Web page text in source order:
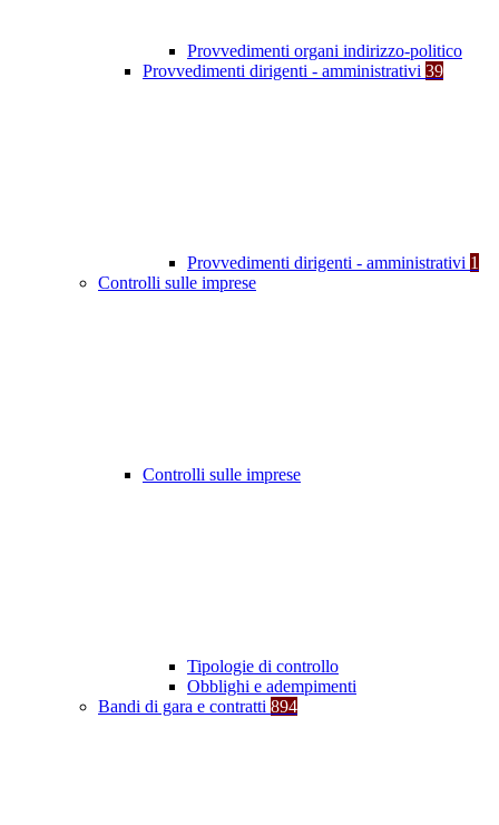
Provvedimenti organi indirizzo-politico
Provvedimenti dirigenti - amministrativi 39
Provvedimenti dirigenti - amministrativi 1
Controlli sulle imprese
Controlli sulle imprese
Tipologie di controllo
Obblighi e adempimenti
Bandi di gara e contratti 894